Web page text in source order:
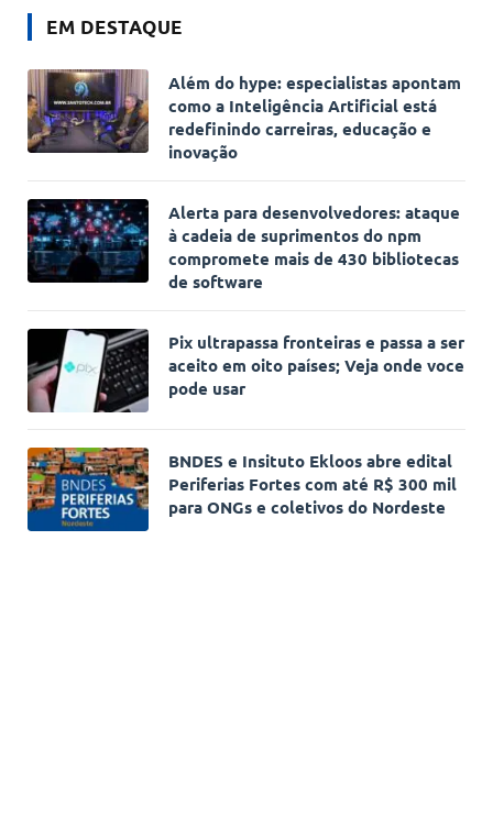
EM DESTAQUE
Além do hype: especialistas apontam
como a Inteligência Artificial está
redefinindo carreiras, educação e
inovação
Alerta para desenvolvedores: ataque
à cadeia de suprimentos do npm
compromete mais de 430 bibliotecas
de software
Pix ultrapassa fronteiras e passa a ser
aceito em oito países; Veja onde voce
pode usar
BNDES e Insituto Ekloos abre edital
Periferias Fortes com até R$ 300 mil
para ONGs e coletivos do Nordeste